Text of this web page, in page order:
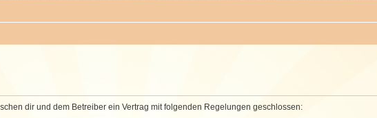
dir und dem Betreiber ein Vertrag mit folgenden Regelungen geschlossen: